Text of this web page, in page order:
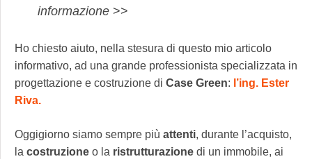
informazione>>
Ho chiesto aiuto, nella stesura di questo mio articolo
informativo, ad una grande professionista specializzata in
progettazione e costruzione di Case Green: l’ing. Ester
Riva.
Oggigiorno siamo sempre più attenti, durante l’acquisto,
la costruzione o la ristrutturazione di un immobile, ai